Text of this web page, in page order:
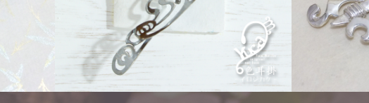
ear hook「イロジカケ」 Order